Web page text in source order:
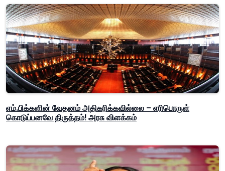
எம்.பிக்களின் வேதனம் அதிகரிக்கவில்லை – எரிபொருள்
கொடுப்பனவே திருத்தம்! அரசு விளக்கம்